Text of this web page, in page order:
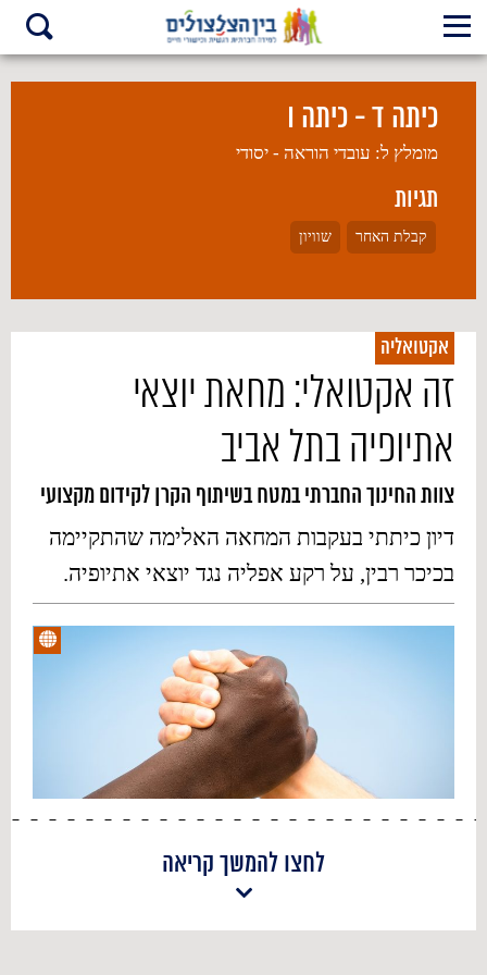
כיתה ד - כיתה ו
מומלץ ל: עובדי הוראה - יסודי
תגיות
קבלת האחר שוויון
אקטואליה
זה אקטואלי: מחאת יוצאי
אתיופיה בתל אביב
צוות החינוך החברתי במטח בשיתוף הקרן לקידום מקצועי
דיון כיתתי בעקבות המחאה האלימה שהתקיימה
בכיכר רבין, על רקע אפליה נגד יוצאי אתיופיה.
אלפי מפגינים יוצאי העדה האתיופית הגיעו ביום ראשון,
לחצו להמשך קריאה